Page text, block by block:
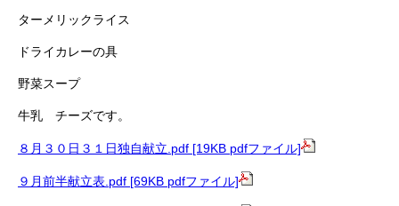
ターメリックライス
ドライカレーの具
野菜スープ
牛乳 チーズです。
８月３０日３１日独自献立.pdf [19KB pdfファイル]
９月前半献立表.pdf [69KB pdfファイル]